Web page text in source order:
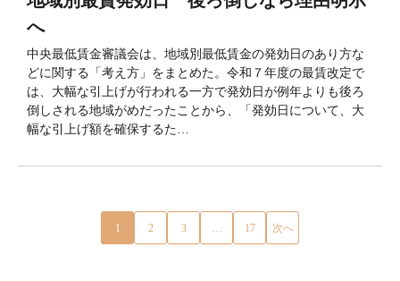
へ
中央最低賃金審議会は、地域別最低賃金の発効日のあり方な
どに関する「考え方」をまとめた。令和７年度の最賃改定で
は、大幅な引上げが行われる一方で発効日が例年よりも後ろ
倒しされる地域がめだったことから、「発効日について、大
幅な引上げ額を確保するた…
1 2 3 17 次へ